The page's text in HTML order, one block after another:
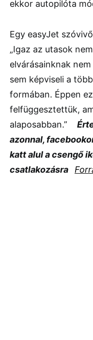
ekkor autopilóta
Egy easyJet
„Igaz az utasok
elvárásainknak
sem képviseli a
formában. Éppen
felfüggesztettük,
alaposabban.”
azonnal,
katt alul a csengő
csatlakozásra